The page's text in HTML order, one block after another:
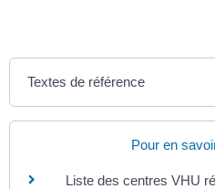
Textes de référence
Pour en
Liste des centres VHU